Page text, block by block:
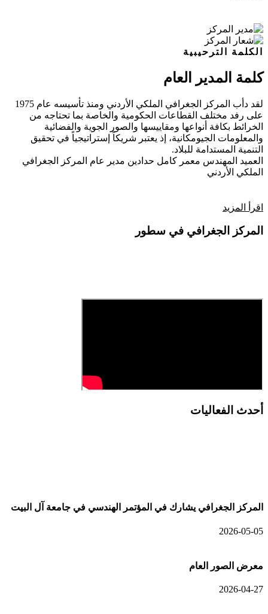
الكلمة الترحيبية
كلمة المدير العام
لقد دأب المركز الجغرافي الملكي الأردني ومنذ تأسيسه عام 1975
على رفد مختلف القطاعات الحكومية والخاصة بما تحتاجه من
الخرائط بكافة أنواعها ومقاييسها والصور الجوية والفضائية
والمعلومات الجيومكانية، إذ يعتبر شريكاً إستراتيجياً في تحقيق
التنمية المستدامة للبلاد.
العميد المهندس معمر كامل حدادين مدير عام المركز الجغرافي
الملكي الأردني
اقرأ المزيد
المركز الجغرافي في سطور
أحدث الفعاليات
المركز الجغرافي يشارك في المؤتمر الهندسي في جامعة آل البيت
2026-05-05
معرض الصور العام
2026-04-27